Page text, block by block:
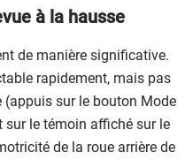
à la hausse
de manière significative.
rapidement, mais pas
sur le bouton Mode
sur le témoin affiché sur le
de la roue arrière de